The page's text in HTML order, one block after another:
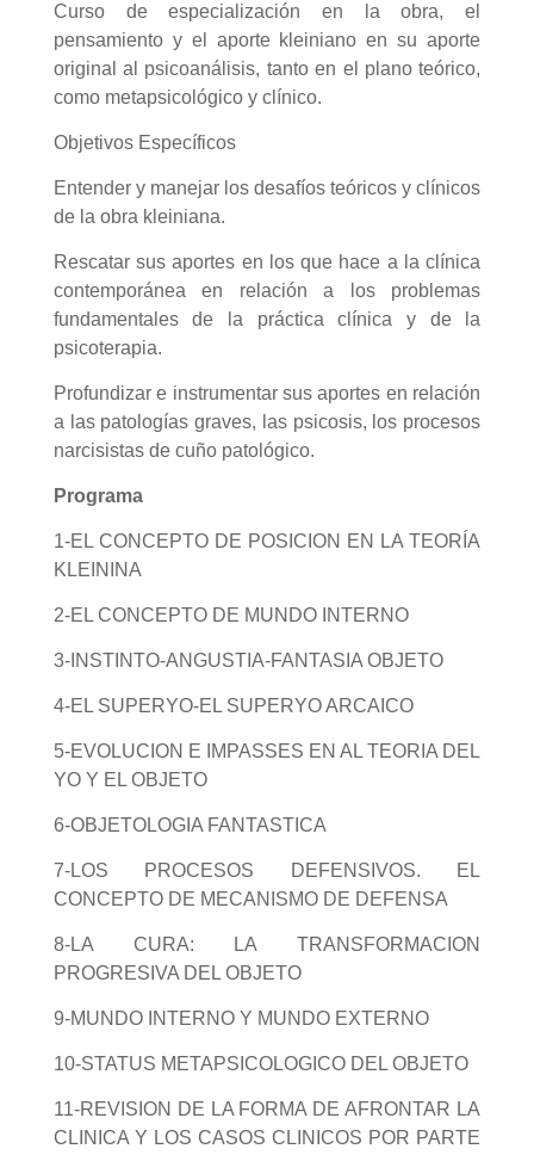
Curso de especialización en la obra, el
pensamiento y el aporte kleiniano en su aporte
original al psicoanálisis, tanto en el plano teórico,
como metapsicológico y clínico.
Objetivos Específicos
Entender y manejar los desafíos teóricos y clínicos
de la obra kleiniana.
Rescatar sus aportes en los que hace a la clínica
contemporánea en relación a los problemas
fundamentales de la práctica clínica y de la
psicoterapia.
Profundizar e instrumentar sus aportes en relación
a las patologías graves, las psicosis, los procesos
narcisistas de cuño patológico.
Programa
1-EL CONCEPTO DE POSICION EN LA TEORÍA
KLEININA
2-EL CONCEPTO DE MUNDO INTERNO
3-INSTINTO-ANGUSTIA-FANTASIA OBJETO
4-EL SUPERYO-EL SUPERYO ARCAICO
5-EVOLUCION E IMPASSES EN AL TEORIA DEL
YO Y EL OBJETO
6-OBJETOLOGIA FANTASTICA
7-LOS PROCESOS DEFENSIVOS. EL
CONCEPTO DE MECANISMO DE DEFENSA
8-LA CURA: LA TRANSFORMACION
PROGRESIVA DEL OBJETO
9-MUNDO INTERNO Y MUNDO EXTERNO
10-STATUS METAPSICOLOGICO DEL OBJETO
11-REVISION DE LA FORMA DE AFRONTAR LA
CLINICA Y LOS CASOS CLINICOS POR PARTE